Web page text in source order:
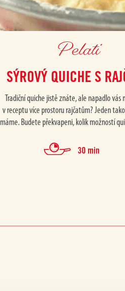
Pelati
SÝROVÝ QUICHE S
Tradiční quiche jistě znáte, ale napadlo vás
v receptu více prostoru rajčatům? Jeden
máme. Budete překvapeni, kolik možností
30 min